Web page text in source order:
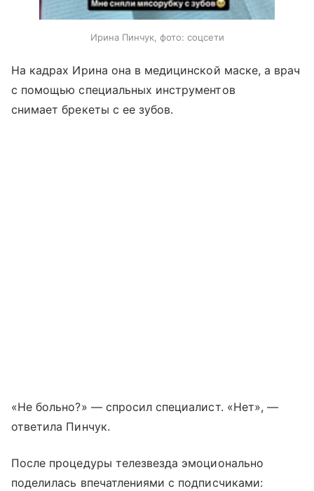
Ирина Пинчук, фото: соцсети
На кадрах Ирина она в медицинской маске, а врач
с помощью специальных инструментов
снимает брекеты с ее зубов.
«Не больно?» — спросил специалист. «Нет», —
ответила Пинчук.
После процедуры телезвезда эмоционально
поделилась впечатлениями с подписчиками: